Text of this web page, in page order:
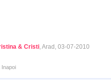
& Cristi, Arad, 03-07-2010
Inapoi